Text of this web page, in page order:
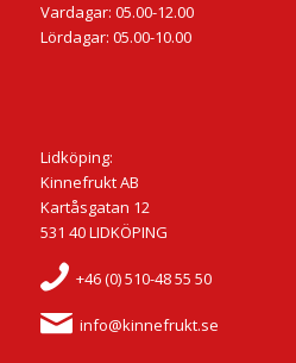
Vardagar: 05.00-12.00
Lördagar: 05.00-10.00
Lidköping:
Kinnefrukt AB
Kartåsgatan 12
531 40 LIDKÖPING
+46 (0) 510-48 55 50
info@kinnefrukt.se